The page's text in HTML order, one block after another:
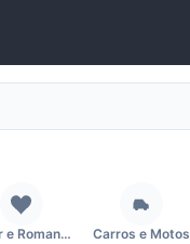
Amor e Romance Carros e Motos